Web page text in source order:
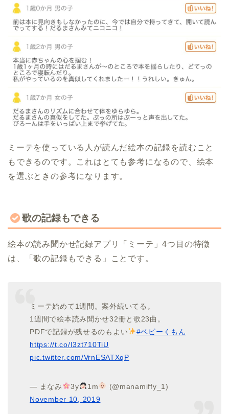
ミーテを使っている人が読んだ絵本の記録を読むこと
もできるのです。これはとても参考になるので、絵本
を選ぶときの参考になります。
歌の記録もできる
絵本の読み聞かせ記録アプリ「ミーテ」4つ目の特徴
は、「歌の記録もできる」ことです。
ミーテ始めて1週間。案外続いてる。
1週間で絵本読み聞かせ32冊と歌23曲。
PDFで記録が残せるのもよい
#ベビーくもん
https://t.co/I3zt710TiU
pic.twitter.com/VrnESATXqP
— まなみ 3y 1m
(@manamiffy_1)
November 10, 2019